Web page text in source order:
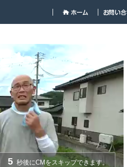
5 秒後にCMをスキップできます。